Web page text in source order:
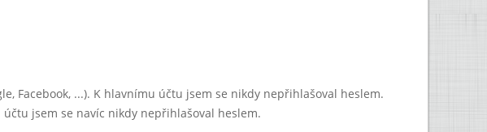
Facebook, ...). K hlavnímu účtu jsem se nikdy nepřihlašoval heslem.
jsem se navíc nikdy nepřihlašoval heslem.